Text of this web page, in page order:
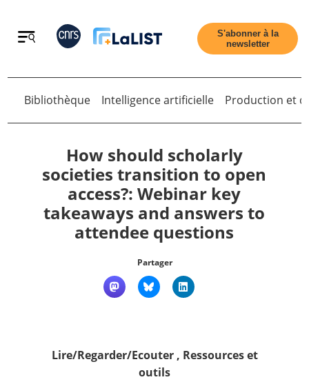
Retour
Tous les articles
Qui sommes nous ?
Nous suivre
S'abonner à la
newsletter
Retour
Bibliothèque Intelligence artificielle Production et
How should scholarly
societies transition to open
access?: Webinar key
takeaways and answers to
attendee questions
Partager
Lire/Regarder/Ecouter, Ressources et
outils